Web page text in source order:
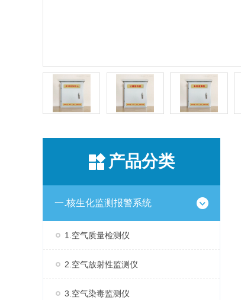
产品分类
一.核生化监测报警系统
1.空气质量检测仪
2.空气放射性监测仪
3.空气染毒监测仪